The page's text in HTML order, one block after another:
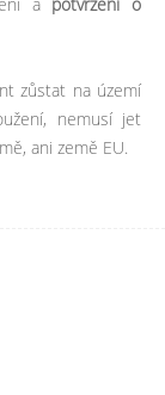
zůstat na území
nemusí jet
ani země EU.